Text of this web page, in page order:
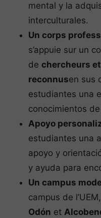
mental y la
interculturales.
Un corps
s’appuie sur un
de chercheurs
reconnusen sus
estudiantes una
conocimientos
Apoyo
estudiantes una
apoyo y
y ayuda para
Un campus
campus de
Odón et